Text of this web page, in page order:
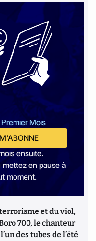
Premier Mois
ensuite.
mettez en pause à
moment.
et du viol,
700, le chanteur
des tubes de l’été